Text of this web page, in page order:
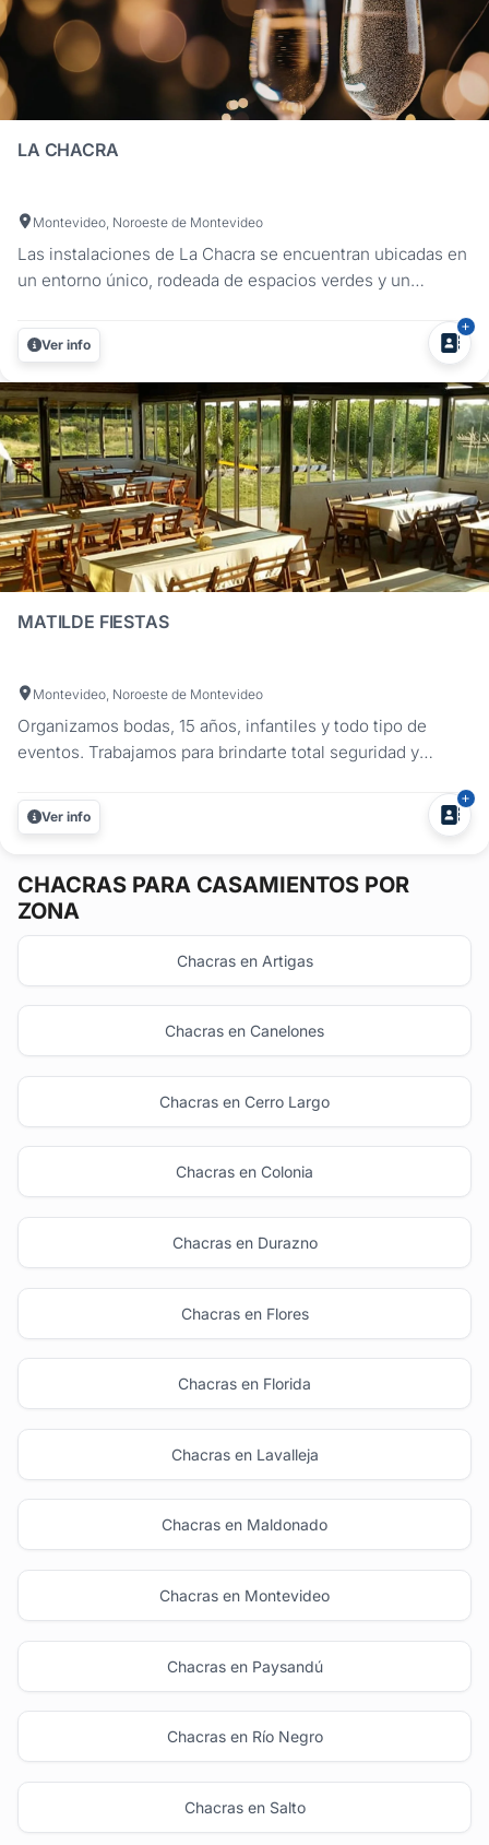
LA CHACRA
Montevideo, Noroeste de Montevideo
Las instalaciones de La Chacra se encuentran ubicadas en
un entorno único, rodeada de espacios verdes y un
privilegiado. A pocos minutos del aeropuerto y el centro de
Montevideo disponemos de diferentes opciones de
salones para que su celebración...
Ver info
MATILDE FIESTAS
Montevideo, Noroeste de Montevideo
Organizamos bodas, 15 años, infantiles y todo tipo de
eventos. Trabajamos para brindarte total seguridad y
deseado lo disfrutes junto a tu familia y amigos y se
transforme en un recuerdo inolvidable....
Ver info
CHACRAS PARA CASAMIENTOS POR
ZONA
Chacras en Artigas
Chacras en Canelones
Chacras en Cerro Largo
Chacras en Colonia
Chacras en Durazno
Chacras en Flores
Chacras en Florida
Chacras en Lavalleja
Chacras en Maldonado
Chacras en Montevideo
Chacras en Paysandú
Chacras en Río Negro
Chacras en Salto